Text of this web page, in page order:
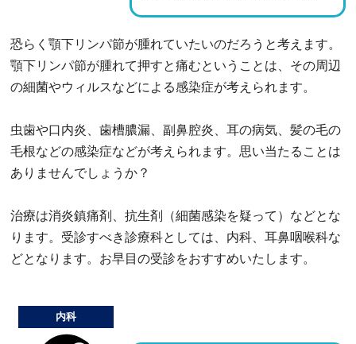
恐らく顎下リンパ節が腫れていたいのだろうと考えます。
顎下リンパ節が腫れて押すと痛むということは、その周辺
の細菌やウィルスなどによる感染症が考えられます。
虫歯や口内炎、歯槽膿漏、副鼻腔炎、耳の病気、髪の毛の
毛根などの感染症などが考えられます。思い当たることは
ありませんでしょうか？
治療は消炎鎮痛剤、抗生剤（細菌感染を疑って）などとな
ります。受診すべき診療科としては、内科、耳鼻咽喉科な
どとなります。お早目の受診をおすすめいたします。
内科